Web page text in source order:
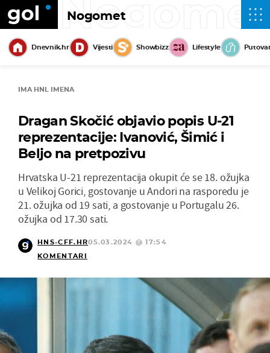
Nogomet
Dnevnik.hr Vijesti Showbizz Lifestyle
IMA HNL IMENA
Dragan Skočić objavio popis U-21
reprezentacije: Ivanović, Šimić i
Beljo na pretpozivu
Hrvatska U-21 reprezentacija okupit će se 18. ožujka
u Velikoj Gorici, gostovanje u Andori na rasporedu je
21. ožujka od 19 sati, a gostovanje u Portugalu 26.
ožujka od 17.30 sati.
HNS-CFF.HR05.03.2024 @ 17:54
KOMENTARI